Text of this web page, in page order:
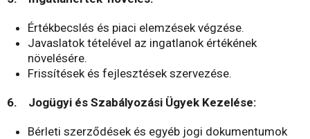
Értékbecslés és piaci elemzések végzése.
Javaslatok tételével az ingatlanok értékének
növelésére.
Frissítések és fejlesztések szervezése.
6. Jogügyi és Szabályozási Ügyek Kezelése:
Bérleti szerződések és egyéb jogi dokumentumok